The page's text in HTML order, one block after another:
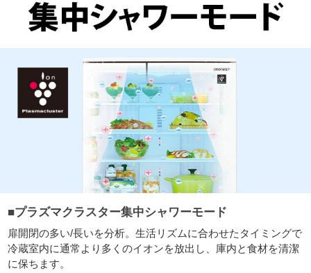
■プラズマクラスター集中シャワーモード
扉開閉の多い/長いを分析。生活リズムに合わせたタイミングで
冷蔵室内に通常より多くのイオンを放出し、庫内と食材を清潔
に保ちます。